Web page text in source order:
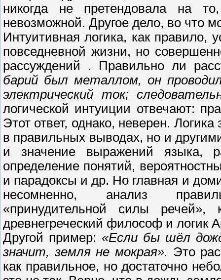
никогда не претендовала на
невозможной. Другое дело, во что
Интуитивная логика, как правило,
повседневной жизни, но
рассуждений . Правильно ли
барий был металлом, он
электрический ток;
логической интуиции отвечают:
Этот ответ, однако, неверен.
в правильных выводах, но и
и значение выражений языка,
определение понятий,
и парадоксы и др. Но главная и
несомненно, анализ
«принудительной силы
древнегреческий философ и логик
Другой пример: «Если бы шёл
значит, земля не мокрая». Это
как правильное, но достаточно